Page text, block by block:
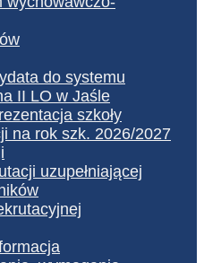
do systemu
II LO w Jaśle
szkoły
na rok szk. 2026/2027
uzupełniającej